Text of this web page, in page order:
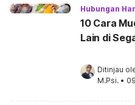
Hubungan
10 Cara
Lain di
Ditinjau
M.Psi. •